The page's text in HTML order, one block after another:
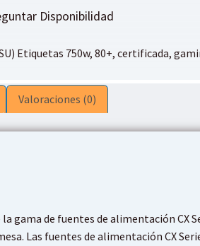
price
Etiquetas 750w,80+,certificada,
Valoraciones (0)
la gama de fuentes de alimentación
Las fuentes de alimentación CX